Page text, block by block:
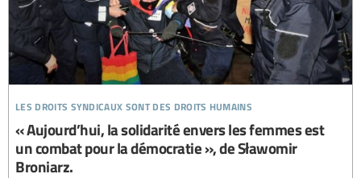
les droits syndicaux sont des droits humains
« Aujourd’hui, la solidarité envers les femmes est
un combat pour la démocratie », de Sławomir
Broniarz.